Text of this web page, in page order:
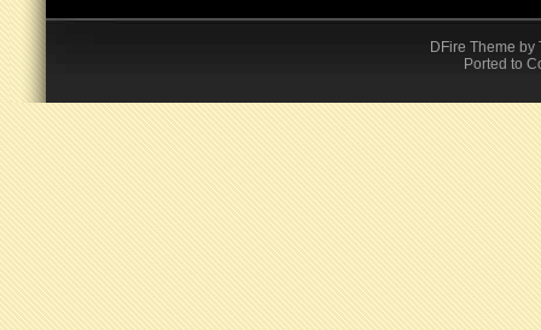
DFire Theme by
Ported to